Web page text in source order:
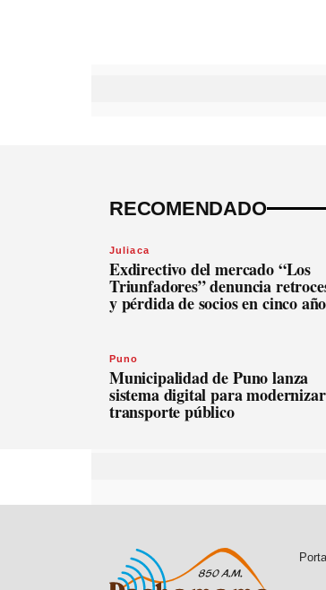
RECOMENDADO
Juliaca
Exdirectivo del mercado “Los
Triunfadores” denuncia
y pérdida de socios en cinco
Puno
Municipalidad de Puno lanza
sistema digital para modernizar
transporte público